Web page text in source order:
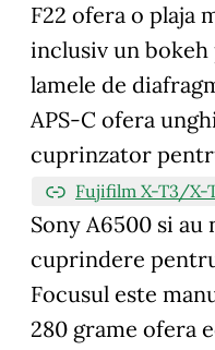
F22 ofera o plaja
inclusiv un
lamele de
APS-C ofera
cuprinzator
Fujifilm X-T3/X-
Sony A6500 si au
cuprindere
Focusul este
280 grame ofera